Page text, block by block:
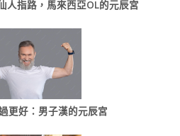
人指路，馬來西亞OL的元辰宮
更好：男子漢的元辰宮